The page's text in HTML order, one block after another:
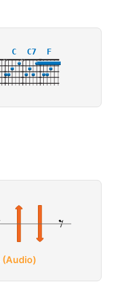
C
X
C7
X
F
(Audio)